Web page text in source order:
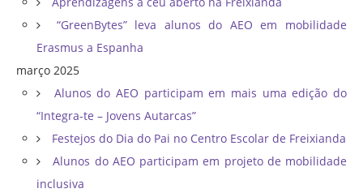
“GreenBytes” leva alunos do AEO em mobilidade
Erasmus a Espanha
março 2025
Alunos do AEO participam em mais uma edição do
“Integra-te – Jovens Autarcas”
Festejos do Dia do Pai no Centro Escolar de Freixianda
Alunos do AEO participam em projeto de mobilidade
inclusiva